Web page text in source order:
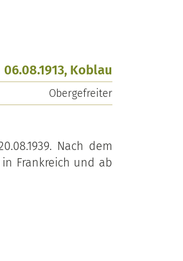
06.08.1913, Koblau
Obergefreiter
Nach dem
Frankreich und ab